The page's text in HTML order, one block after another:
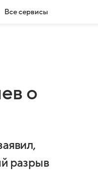
Все сервисы
о
разрыв